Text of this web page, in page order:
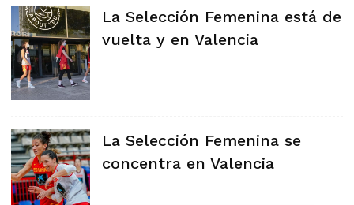
La Selección Femenina está de
vuelta y en Valencia
La Selección Femenina se
concentra en Valencia